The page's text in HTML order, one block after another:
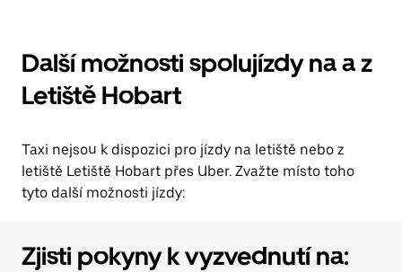
Další možnosti spolujízdy na a z
Letiště Hobart
Taxi nejsou k dispozici pro jízdy na letiště nebo z
letiště Letiště Hobart přes Uber. Zvažte místo toho
tyto další možnosti jízdy:
Zjisti pokyny k vyzvednutí na: